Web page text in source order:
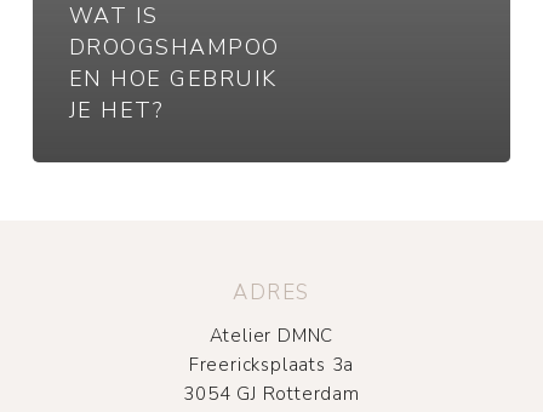
WAT IS
DROOGSHAMPOO
EN HOE GEBRUIK
JE HET?
ADRES
Atelier DMNC
Freericksplaats 3a
3054 GJ Rotterdam